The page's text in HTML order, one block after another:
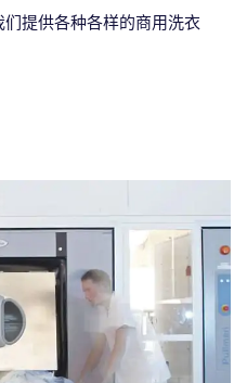
提供各种各样的商用洗衣